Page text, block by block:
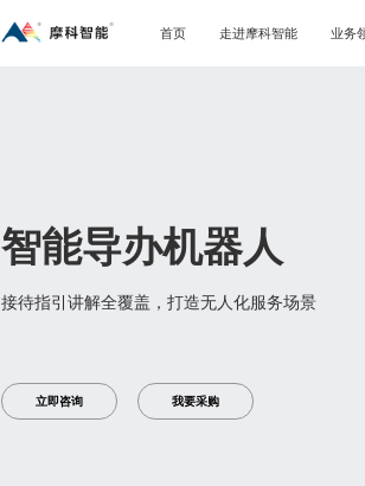
首页 走进摩科智能 业务
智能导办机器人
接待指引讲解全覆盖，打造无人化服务场景
立即咨询 我要采购